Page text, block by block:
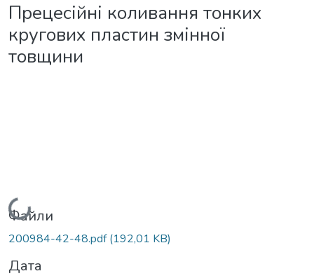
Прецесійні коливання тонких
кругових пластин змінної
товщини
Вантажиться...
Файли
200984-42-48.pdf(192,01 KB)
Дата